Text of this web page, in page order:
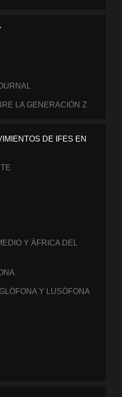
LA GENERACIÓN Z
DE IFES EN
Y ÁFRICA DEL
Y LUSÓFONA